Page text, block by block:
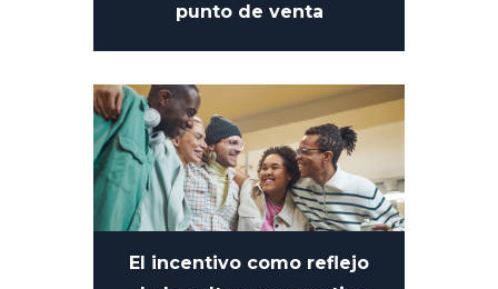
punto de venta
El incentivo como reflejo